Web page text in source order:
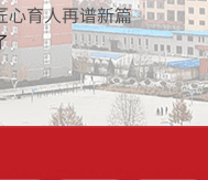
心育人再谱新篇